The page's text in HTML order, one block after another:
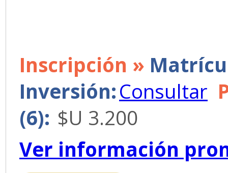
Inscripción »
Inversión:Consultar
(6): $U 3.200
Ver información